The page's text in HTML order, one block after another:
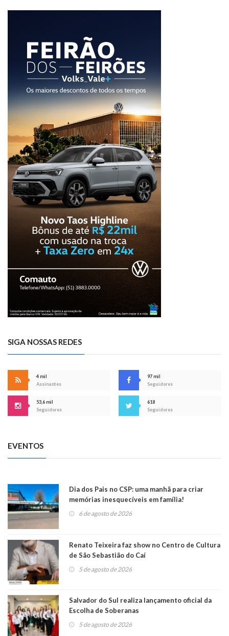
SIGA NOSSAS REDES
4 mil
Assinantes
97 mil
Seguidores
53,6 mil
Seguidores
618
Seguidores
EVENTOS
Dia dos Pais no CSP: uma manhã para criar
memórias inesquecíveis em família!
6 de agosto de 2026
Renato Teixeira faz show no Centro de Cultura
de São Sebastião do Caí
5 de agosto de 2026
Salvador do Sul realiza lançamento oficial da
Escolha de Soberanas
5 de agosto de 2026